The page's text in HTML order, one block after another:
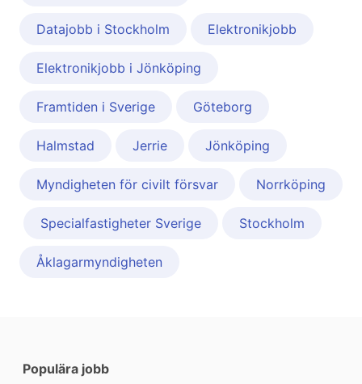
Datajobb i Stockholm Elektronikjobb
Elektronikjobb i Jönköping
Framtiden i Sverige Göteborg
Halmstad Jerrie Jönköping
Myndigheten för civilt försvar Norrköping
Specialfastigheter Sverige Stockholm
Åklagarmyndigheten
Populära jobb